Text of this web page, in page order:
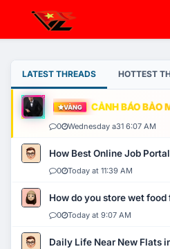
LATEST THREADS HOTTEST
VÀNG CẢNH BÁO BẢO
0 Wednesday a31 6:07 AM
How Best Online Job
0 Today at 11:39 AM
How do you store wet
0 Today at 9:07 AM
Daily Life Near New Flats